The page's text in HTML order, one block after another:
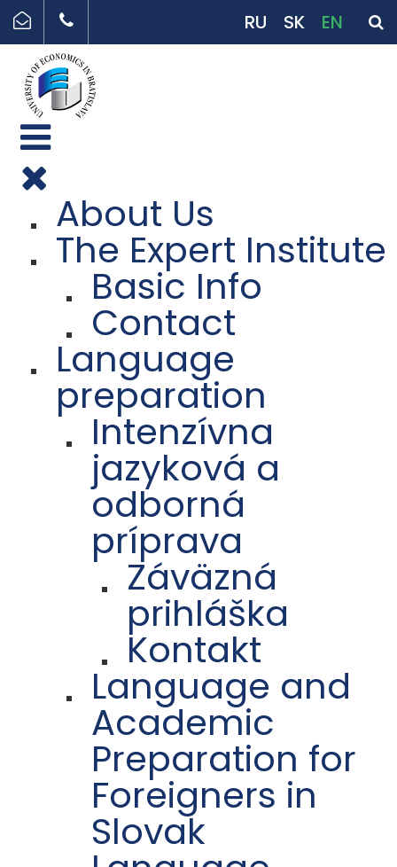
RU SK EN
About Us
The Expert Institute
Basic Info
Contact
Language
preparation
Intenzívna
jazyková a
odborná
príprava
Záväzná
prihláška
Kontakt
Language and
Academic
Preparation for
Foreigners in
Slovak